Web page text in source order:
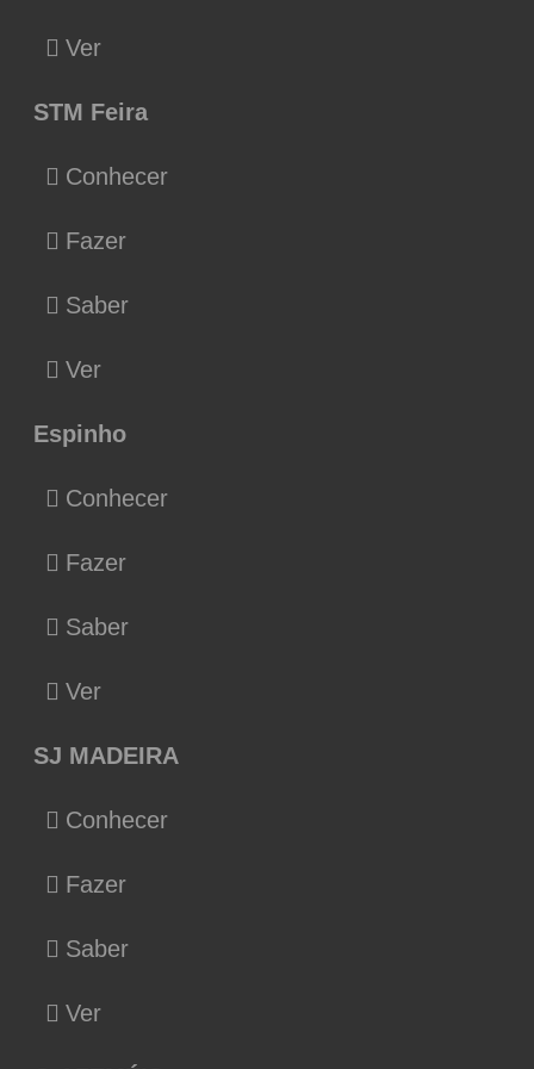
Ver
STM Feira
Conhecer
Fazer
Saber
Ver
Espinho
Conhecer
Fazer
Saber
Ver
SJ MADEIRA
Conhecer
Fazer
Saber
Ver